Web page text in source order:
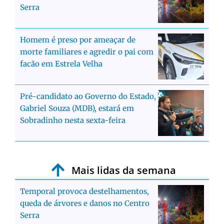
Serra
Homem é preso por ameaçar de
morte familiares e agredir o pai com
facão em Estrela Velha
Pré-candidato ao Governo do Estado,
Gabriel Souza (MDB), estará em
Sobradinho nesta sexta-feira
Mais lidas da semana
Temporal provoca destelhamentos,
queda de árvores e danos no Centro
Serra